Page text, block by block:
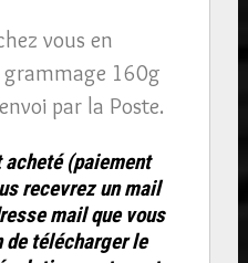
vous en
160g
par la Poste.
(paiement
recevrez un mail
mail que vous
de télécharger le